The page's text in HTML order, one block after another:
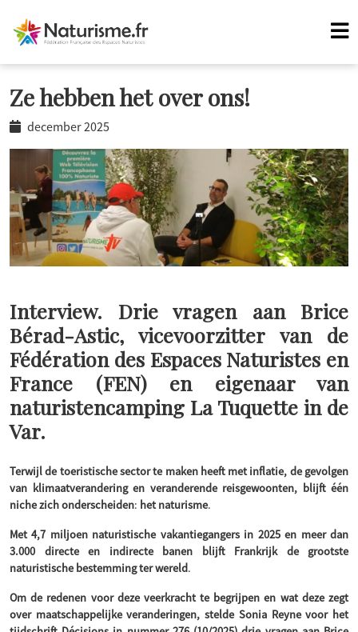
Ze hebben het over ons!
december 2025
Interview. Drie vragen aan Brice
Bérad-Astic, vicevoorzitter van de
Fédération des Espaces Naturistes en
France (FEN) en eigenaar van
naturistencamping La Tuquette in de
Var.
Terwijl de toeristische sector te maken heeft met inflatie, de gevolgen
van klimaatverandering en veranderende reisgewoonten, blijft één
niche zich onderscheiden: het naturisme.
Met 4,7 miljoen naturistische vakantiegangers in 2025 en meer dan
3.000 directe en indirecte banen blijft Frankrijk de grootste
naturistische bestemming ter wereld.
Om de redenen voor deze veerkracht te begrijpen en wat deze zegt
over maatschappelijke veranderingen, stelde Sonia Reyne voor het